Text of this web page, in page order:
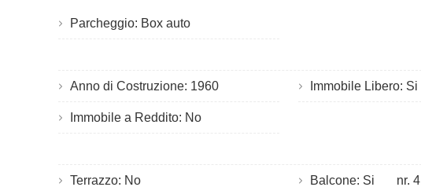
Parcheggio: Box auto
Anno di Costruzione: 1960 Immobile Libero: Si
Immobile a Reddito: No
Terrazzo: No Balcone: Si nr. 4